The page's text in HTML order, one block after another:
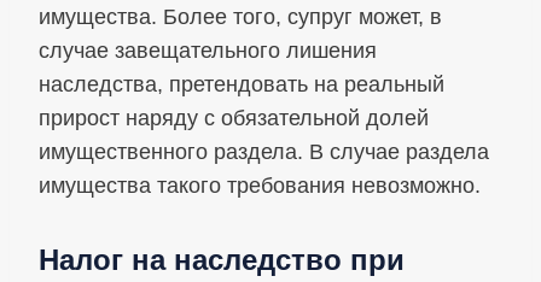
имущества. Более того, супруг может, в
случае завещательного лишения
наследства, претендовать на реальный
прирост наряду с обязательной долей
имущественного раздела. В случае раздела
имущества такого требования невозможно.
Налог на наследство при